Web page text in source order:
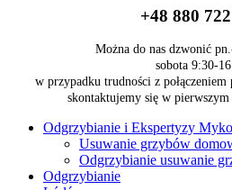
+48 880
Można do nas dzwonić
sobota 9:30-
w przypadku trudności z
skontaktujemy się w
Odgrzybianie i Ekspertyzy
Usuwanie grzybów
Odgrzybianie usuwanie
Odgrzybianie